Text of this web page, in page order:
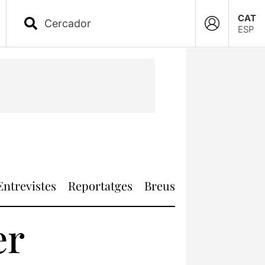
CAT
ESP
Reportatges Breus